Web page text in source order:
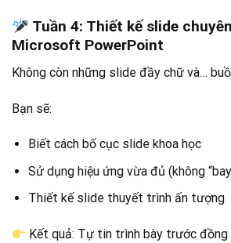
Tuần 4: Thiết kế slide
Microsoft PowerPoint
Không còn những slide đầy chữ và…
Bạn sẽ:
Biết cách bố cục slide khoa học
Sử dụng hiệu ứng vừa đủ (không
Thiết kế slide thuyết trình ấn tượng
Kết quả: Tự tin trình bày trước đồng